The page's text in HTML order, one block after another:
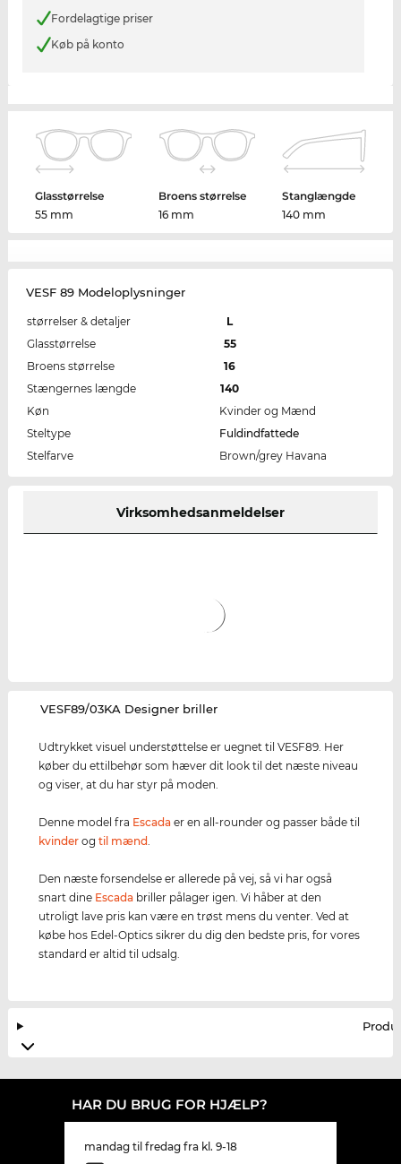
Fordelagtige priser
Køb på konto
Glasstørrelse
55 mm
Broens størrelse
16 mm
Stanglængde
140 mm
VESF 89 Modeloplysninger
størrelser & detaljer
L
Glasstørrelse
55
Broens størrelse
16
Stængernes længde
140
Køn
Kvinder og Mænd
Steltype
Fuldindfattede
Stelfarve
Brown/grey Havana
Virksomhedsanmeldelser
‌VESF89/03KA Designer briller
Udtrykket visuel understøttelse er uegnet til VESF89. Her
køber du ettilbehør som hæver dit look til det næste niveau
og viser, at du har styr på moden.
Denne model fra Escada er en all-rounder og passer både til
kvinder ogtil mænd
Den næste forsendelse er allerede på vej, så vi har også
snart dine Escada briller pålager igen. Vi håber at den
utroligt lave pris kan være en trøst mens du venter. Ved at
købe hos Edel-Optics sikrer du dig den bedste pris, for vores
standard er altid til udsalg.
HAR DU BRUG FOR HJÆLP?
mandag til fredag fra kl. 9-18